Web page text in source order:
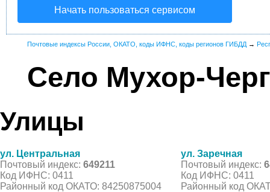
Начать пользоваться сервисом
Почтовые индексы России, ОКАТО, коды ИФНС, коды регионов ГИБДД →
Село Мухор-
Улицы
ул. Центральная
Почтовый индекс: 649211
Код ИФНС: 0411
Районный код ОКАТО: 84250875004
ул. Заречная
Почтовый индекс:
Код ИФНС: 0411
Районный код